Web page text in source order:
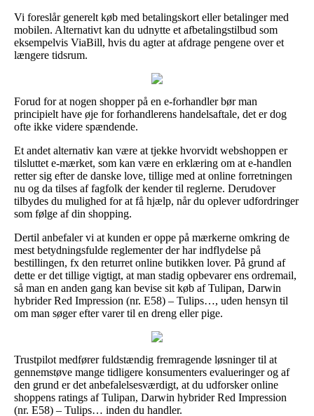
Vi foreslår generelt køb med betalingskort eller betalinger med
mobilen. Alternativt kan du udnytte et afbetalingstilbud som
eksempelvis ViaBill, hvis du agter at afdrage pengene over et
længere tidsrum.
Forud for at nogen shopper på en e-forhandler bør man
principielt have øje for forhandlerens handelsaftale, det er dog
ofte ikke videre spændende.
Et andet alternativ kan være at tjekke hvorvidt webshoppen er
tilsluttet e-mærket, som kan være en erklæring om at e-handlen
retter sig efter de danske love, tillige med at online forretningen
nu og da tilses af fagfolk der kender til reglerne. Derudover
tilbydes du mulighed for at få hjælp, når du oplever udfordringer
som følge af din shopping.
Dertil anbefaler vi at kunden er oppe på mærkerne omkring de
mest betydningsfulde reglementer der har indflydelse på
bestillingen, fx den returret online butikken lover. På grund af
dette er det tillige vigtigt, at man stadig opbevarer ens ordremail,
så man en anden gang kan bevise sit køb af Tulipan, Darwin
hybrider Red Impression (nr. E58) – Tulips…, uden hensyn til
om man søger efter varer til en dreng eller pige.
Trustpilot medfører fuldstændig fremragende løsninger til at
gennemstøve mange tidligere konsumenters evalueringer og af
den grund er det anbefalelsesværdigt, at du udforsker online
shoppens ratings af Tulipan, Darwin hybrider Red Impression
(nr. E58) – Tulips… inden du handler.